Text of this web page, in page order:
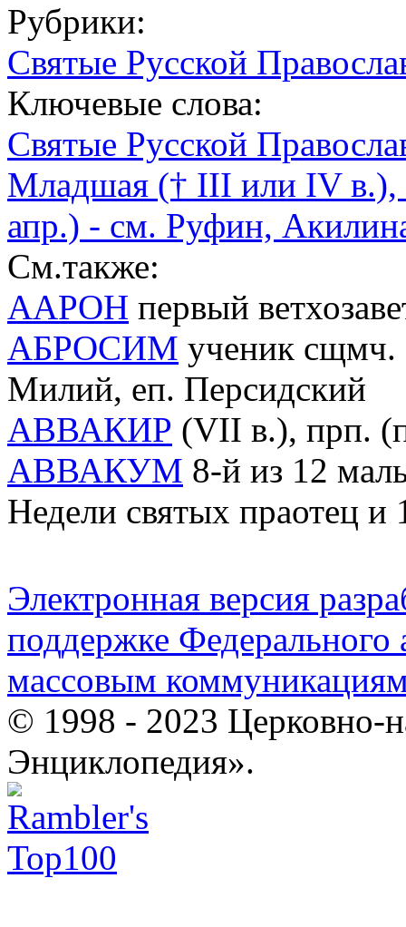
Рубрики:
Святые Русской
Ключевые слова:
Святые Русской
Младшая († III или IV в.),
апр.) - см. Руфин,
См.также:
ААРОН первый
АБРОСИМ ученик сщмч.
Милий, еп. Персидский
АВВАКИР (VII в.), прп.
АВВАКУМ 8-й из 12
Недели святых праотец
Электронная версия
поддержке Федерального
массовым
© 1998 - 2023 Церковно-
Энциклопедия».